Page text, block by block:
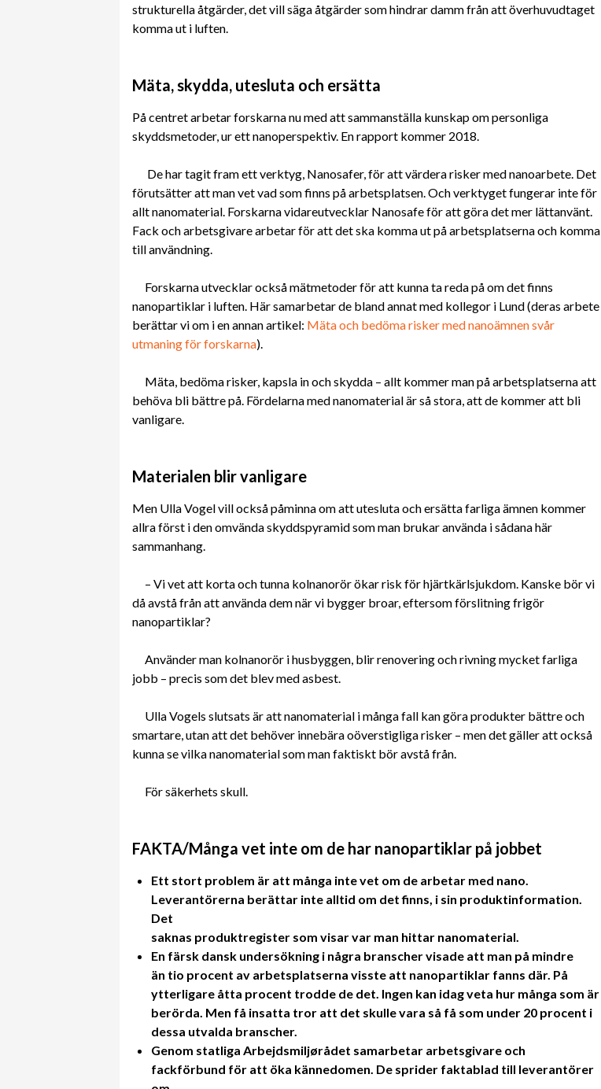
strukturella åtgärder, det vill säga åtgärder som hindrar damm från att överhuvudtaget
komma ut i luften.
Mäta, skydda, utesluta och ersätta
På centret arbetar forskarna nu med att sammanställa kunskap om personliga
skyddsmetoder, ur ett nanoperspektiv. En rapport kommer 2018.
De har tagit fram ett verktyg, Nanosafer, för att värdera risker med nanoarbete. Det
förutsätter att man vet vad som finns på arbetsplatsen. Och verktyget fungerar inte för
allt nanomaterial. Forskarna vidareutvecklar Nanosafe för att göra det mer lättanvänt.
Fack och arbetsgivare arbetar för att det ska komma ut på arbetsplatserna och komma
till användning.
Forskarna utvecklar också mätmetoder för att kunna ta reda på om det finns
nanopartiklar i luften. Här samarbetar de bland annat med kollegor i Lund (deras arbete
berättar vi om i en annan artikel: Mäta och bedöma risker med nanoämnen svår
utmaning för forskarna).
Mäta, bedöma risker, kapsla in och skydda – allt kommer man på arbetsplatserna att
behöva bli bättre på. Fördelarna med nanomaterial är så stora, att de kommer att bli
vanligare.
Materialen blir vanligare
Men Ulla Vogel vill också påminna om att utesluta och ersätta farliga ämnen kommer
allra först i den omvända skyddspyramid som man brukar använda i sådana här
sammanhang.
– Vi vet att korta och tunna kolnanorör ökar risk för hjärtkärlsjukdom. Kanske bör vi
då avstå från att använda dem när vi bygger broar, eftersom förslitning frigör
nanopartiklar?
Använder man kolnanorör i husbyggen, blir renovering och rivning mycket farliga
jobb – precis som det blev med asbest.
Ulla Vogels slutsats är att nanomaterial i många fall kan göra produkter bättre och
smartare, utan att det behöver innebära oöverstigliga risker – men det gäller att också
kunna se vilka nanomaterial som man faktiskt bör avstå från.
För säkerhets skull.
FAKTA/Många vet inte om de har nanopartiklar på jobbet
Ett stort problem är att många inte vet om de arbetar med nano.
Leverantörerna berättar inte alltid om det finns, i sin produktinformation.
Det
saknas produktregister som visar var man hittar nanomaterial.
En färsk dansk undersökning i några branscher visade att man på mindre
än tio procent av arbetsplatserna visste att nanopartiklar fanns där. På
ytterligare åtta procent trodde de det. Ingen kan idag veta hur många som är
berörda. Men få insatta tror att det skulle vara så få som under 20 procent i
dessa utvalda branscher.
Genom statliga Arbejdsmiljørådet samarbetar arbetsgivare och
fackförbund för att öka kännedomen. De sprider faktablad till leverantörer